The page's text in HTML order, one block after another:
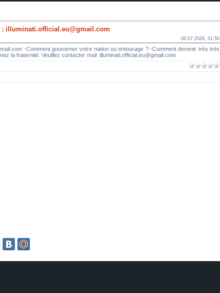
illuminati.official.eu@gmail.com
08.07.2026, 01:50
-Comment gouverner votre nation ou entourage ? -Comment devenir très très
la fraternité. Veuillez contacter mail :illuminati.official.eu@gmail.com